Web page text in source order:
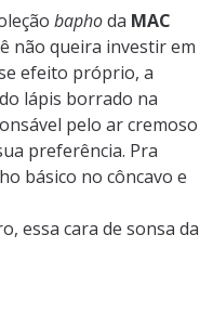
baphoda MAC
não queira investir em
efeito próprio, a
lápis borrado na
pelo ar cremoso
preferência. Pra
básico no côncavo e
essa cara de sonsa da